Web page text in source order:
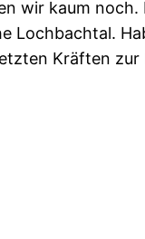
wir kaum
Lochbachtal.
Kräften